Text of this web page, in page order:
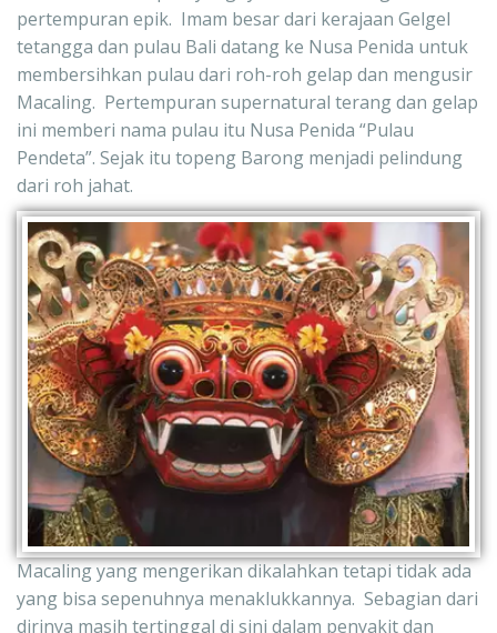
pertempuran epik.  Imam besar dari kerajaan Gelgel
tetangga dan pulau Bali datang ke Nusa Penida untuk
membersihkan pulau dari roh-roh gelap dan mengusir
Macaling.  Pertempuran supernatural terang dan gelap
ini memberi nama pulau itu Nusa Penida “Pulau
Pendeta”. Sejak itu topeng Barong menjadi pelindung
dari roh jahat.
Macaling yang mengerikan dikalahkan tetapi tidak ada
yang bisa sepenuhnya menaklukkannya.  Sebagian dari
dirinya masih tertinggal di sini dalam penyakit dan